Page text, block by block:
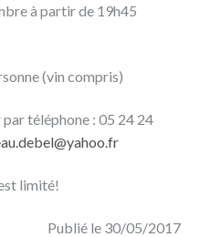
à partir de 19h45
(vin compris)
téléphone : 05 24 24
limité!
Publié le 30/05/2017